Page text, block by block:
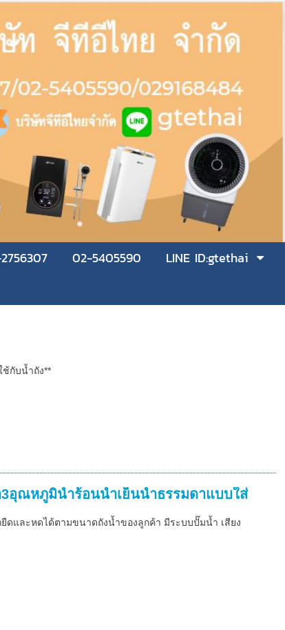
02-5405590
LINE ID:gtethai
ช้กับน้ำถัง**
อุณหภูมิน้ำร้อนน้ำเย็นน้ำธรรมดาแบบใส่
และหดได้ตามขนาดถังน้ำของลูกค้า มีระบบปั๊มน้ำ เสียง